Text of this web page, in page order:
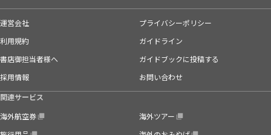
運営会社
プライバシーポリシー
利用規約
ガイドライン
書店御担当者様へ
ガイドブックに投稿する
採用情報
お問い合わせ
関連サービス
海外航空券
海外ツアー